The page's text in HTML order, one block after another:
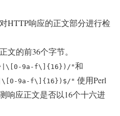
HTTP响应的正文部分进行检
文的前36个字节。
9a-f\]{16})/"和
9a-f\]{16})$/" 使用Perl
响应正文是否以16个十六进